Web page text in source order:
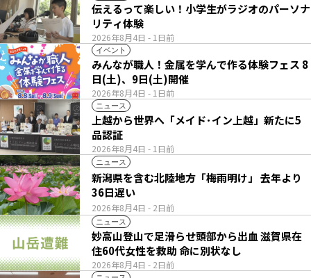
2026年8月4日 - 1日前
伝えるって楽しい！小学生がラジオのパーソナ
リティ体験
イベント
2026年8月4日 - 1日前
みんなが職人！金属を学んで作る体験フェス 8
日(土)、9日(土)開催
ニュース
2026年8月4日 - 1日前
上越から世界へ「メイド･イン上越」新たに5
品認証
ニュース
2026年8月4日 - 2日前
新潟県を含む北陸地方「梅雨明け」 去年より
36日遅い
ニュース
2026年8月4日 - 2日前
妙高山登山で足滑らせ頭部から出血 滋賀県在
住60代女性を救助 命に別状なし